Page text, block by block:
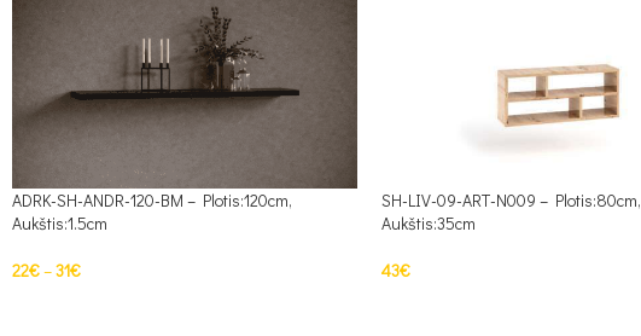
ADRK-SH-ANDR-120-BM – Plotis:120cm,
Aukštis:1.5cm
22€–31€
SH-LIV-09-ART-N009 – Plotis:80cm,
Aukštis:35cm
43€